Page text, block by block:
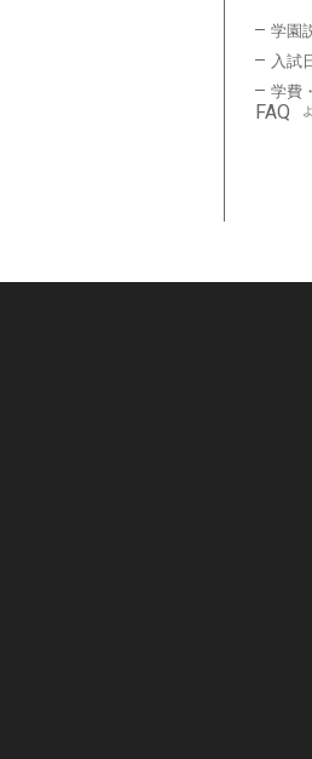
学園
入試
学費
FAQ